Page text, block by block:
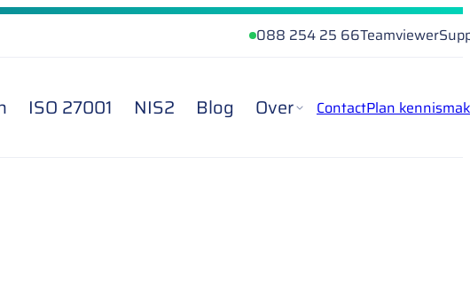
088 254 25 66Teamviewer
ISO 27001 NIS2 Blog Over ContactPlan